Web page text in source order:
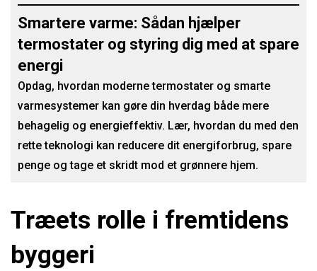
Smartere varme: Sådan hjælper
termostater og styring dig med at spare
energi
Opdag, hvordan moderne termostater og smarte
varmesystemer kan gøre din hverdag både mere
behagelig og energieffektiv. Lær, hvordan du med den
rette teknologi kan reducere dit energiforbrug, spare
penge og tage et skridt mod et grønnere hjem.
Træets rolle i fremtidens
byggeri